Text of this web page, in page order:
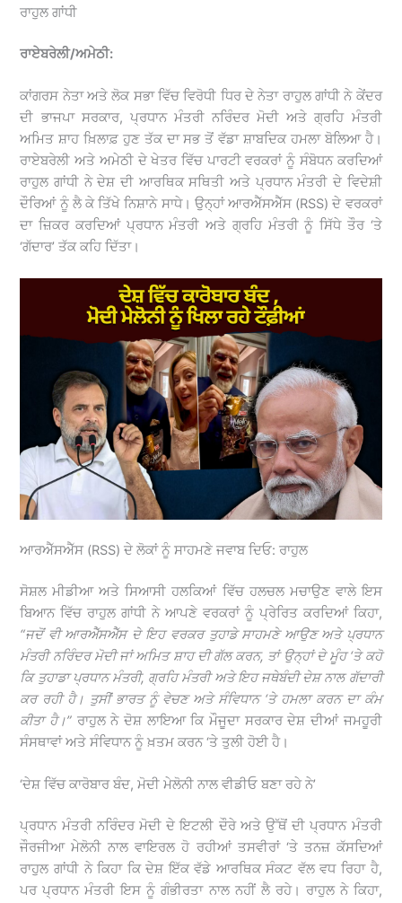
ਰਾਹੁਲ ਗਾਂਧੀ
ਰਾਏਬਰੇਲੀ/ਅਮੇਠੀ:
ਕਾਂਗਰਸ ਨੇਤਾ ਅਤੇ ਲੋਕ ਸਭਾ ਵਿੱਚ ਵਿਰੋਧੀ ਧਿਰ ਦੇ ਨੇਤਾ ਰਾਹੁਲ ਗਾਂਧੀ ਨੇ ਕੇਂਦਰ
ਦੀ ਭਾਜਪਾ ਸਰਕਾਰ, ਪ੍ਰਧਾਨ ਮੰਤਰੀ ਨਰਿੰਦਰ ਮੋਦੀ ਅਤੇ ਗ੍ਰਹਿ ਮੰਤਰੀ
ਅਮਿਤ ਸ਼ਾਹ ਖ਼ਿਲਾਫ਼ ਹੁਣ ਤੱਕ ਦਾ ਸਭ ਤੋਂ ਵੱਡਾ ਸ਼ਾਬਦਿਕ ਹਮਲਾ ਬੋਲਿਆ ਹੈ।
ਰਾਏਬਰੇਲੀ ਅਤੇ ਅਮੇਠੀ ਦੇ ਖੇਤਰ ਵਿੱਚ ਪਾਰਟੀ ਵਰਕਰਾਂ ਨੂੰ ਸੰਬੋਧਨ ਕਰਦਿਆਂ
ਰਾਹੁਲ ਗਾਂਧੀ ਨੇ ਦੇਸ਼ ਦੀ ਆਰਥਿਕ ਸਥਿਤੀ ਅਤੇ ਪ੍ਰਧਾਨ ਮੰਤਰੀ ਦੇ ਵਿਦੇਸ਼ੀ
ਦੌਰਿਆਂ ਨੂੰ ਲੈ ਕੇ ਤਿੱਖੇ ਨਿਸ਼ਾਨੇ ਸਾਧੇ। ਉਨ੍ਹਾਂ ਆਰਐੱਸਐੱਸ (RSS) ਦੇ ਵਰਕਰਾਂ
ਦਾ ਜ਼ਿਕਰ ਕਰਦਿਆਂ ਪ੍ਰਧਾਨ ਮੰਤਰੀ ਅਤੇ ਗ੍ਰਹਿ ਮੰਤਰੀ ਨੂੰ ਸਿੱਧੇ ਤੌਰ ‘ਤੇ
‘ਗੱਦਾਰ’ ਤੱਕ ਕਹਿ ਦਿੱਤਾ।
ਆਰਐੱਸਐੱਸ (RSS) ਦੇ ਲੋਕਾਂ ਨੂੰ ਸਾਹਮਣੇ ਜਵਾਬ ਦਿਓ: ਰਾਹੁਲ
ਸੋਸ਼ਲ ਮੀਡੀਆ ਅਤੇ ਸਿਆਸੀ ਹਲਕਿਆਂ ਵਿੱਚ ਹਲਚਲ ਮਚਾਉਣ ਵਾਲੇ ਇਸ
ਬਿਆਨ ਵਿੱਚ ਰਾਹੁਲ ਗਾਂਧੀ ਨੇ ਆਪਣੇ ਵਰਕਰਾਂ ਨੂੰ ਪ੍ਰੇਰਿਤ ਕਰਦਿਆਂ ਕਿਹਾ,
“ਜਦੋਂ ਵੀ ਆਰਐੱਸਐੱਸ ਦੇ ਇਹ ਵਰਕਰ ਤੁਹਾਡੇ ਸਾਹਮਣੇ ਆਉਣ ਅਤੇ ਪ੍ਰਧਾਨ
ਮੰਤਰੀ ਨਰਿੰਦਰ ਮੋਦੀ ਜਾਂ ਅਮਿਤ ਸ਼ਾਹ ਦੀ ਗੱਲ ਕਰਨ, ਤਾਂ ਉਨ੍ਹਾਂ ਦੇ ਮੂੰਹ ‘ਤੇ ਕਹੋ
ਕਿ ਤੁਹਾਡਾ ਪ੍ਰਧਾਨ ਮੰਤਰੀ, ਗ੍ਰਹਿ ਮੰਤਰੀ ਅਤੇ ਇਹ ਜਥੇਬੰਦੀ ਦੇਸ਼ ਨਾਲ ਗੱਦਾਰੀ
ਕਰ ਰਹੀ ਹੈ। ਤੁਸੀਂ ਭਾਰਤ ਨੂੰ ਵੇਚਣ ਅਤੇ ਸੰਵਿਧਾਨ ‘ਤੇ ਹਮਲਾ ਕਰਨ ਦਾ ਕੰਮ
ਕੀਤਾ ਹੈ।” ਰਾਹੁਲ ਨੇ ਦੋਸ਼ ਲਾਇਆ ਕਿ ਮੌਜੂਦਾ ਸਰਕਾਰ ਦੇਸ਼ ਦੀਆਂ ਜਮਹੂਰੀ
ਸੰਸਥਾਵਾਂ ਅਤੇ ਸੰਵਿਧਾਨ ਨੂੰ ਖ਼ਤਮ ਕਰਨ ‘ਤੇ ਤੁਲੀ ਹੋਈ ਹੈ।
‘ਦੇਸ਼ ਵਿੱਚ ਕਾਰੋਬਾਰ ਬੰਦ, ਮੋਦੀ ਮੇਲੋਨੀ ਨਾਲ ਵੀਡੀਓ ਬਣਾ ਰਹੇ ਨੇ’
ਪ੍ਰਧਾਨ ਮੰਤਰੀ ਨਰਿੰਦਰ ਮੋਦੀ ਦੇ ਇਟਲੀ ਦੌਰੇ ਅਤੇ ਉੱਥੋਂ ਦੀ ਪ੍ਰਧਾਨ ਮੰਤਰੀ
ਜੌਰਜੀਆ ਮੇਲੋਨੀ ਨਾਲ ਵਾਇਰਲ ਹੋ ਰਹੀਆਂ ਤਸਵੀਰਾਂ ‘ਤੇ ਤਨਜ਼ ਕੱਸਦਿਆਂ
ਰਾਹੁਲ ਗਾਂਧੀ ਨੇ ਕਿਹਾ ਕਿ ਦੇਸ਼ ਇੱਕ ਵੱਡੇ ਆਰਥਿਕ ਸੰਕਟ ਵੱਲ ਵਧ ਰਿਹਾ ਹੈ,
ਪਰ ਪ੍ਰਧਾਨ ਮੰਤਰੀ ਇਸ ਨੂੰ ਗੰਭੀਰਤਾ ਨਾਲ ਨਹੀਂ ਲੈ ਰਹੇ। ਰਾਹੁਲ ਨੇ ਕਿਹਾ,